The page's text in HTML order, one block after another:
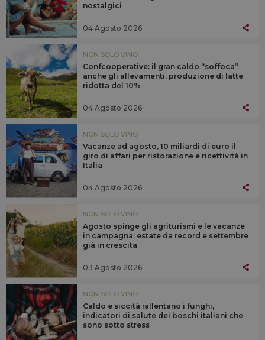
nostalgici
04 Agosto 2026
NON SOLO VINO
Confcooperative: il gran caldo “soffoca”
anche gli allevamenti, produzione di latte
ridotta del 10%
04 Agosto 2026
NON SOLO VINO
Vacanze ad agosto, 10 miliardi di euro il
giro di affari per ristorazione e ricettività in
Italia
04 Agosto 2026
NON SOLO VINO
Agosto spinge gli agriturismi e le vacanze
in campagna: estate da record e settembre
già in crescita
03 Agosto 2026
NON SOLO VINO
Caldo e siccità rallentano i funghi,
indicatori di salute dei boschi italiani che
sono sotto stress